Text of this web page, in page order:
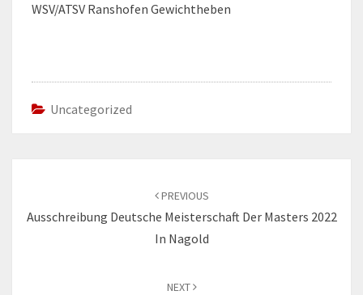
WSV/ATSV Ranshofen Gewichtheben
Uncategorized
PREVIOUS
Ausschreibung Deutsche Meisterschaft Der Masters 2022
In Nagold
NEXT